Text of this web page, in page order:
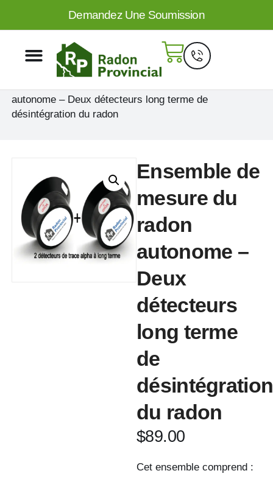
Demandez Une Soumission
autonome – Deux détecteurs long terme de
désintégration du radon
Ensemble de
mesure du
radon
autonome –
Deux
détecteurs
long terme
de
désintégration
du radon
$89.00
Cet ensemble comprend :